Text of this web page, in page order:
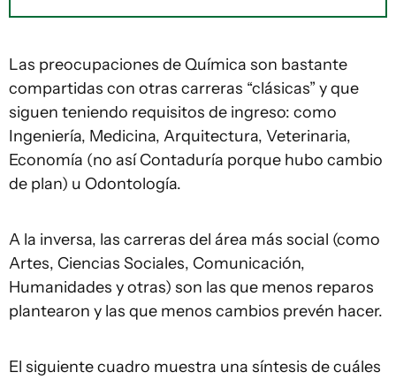
Las preocupaciones de Química son bastante
compartidas con otras carreras “clásicas” y que
siguen teniendo requisitos de ingreso: como
Ingeniería, Medicina, Arquitectura, Veterinaria,
Economía (no así Contaduría porque hubo cambio
de plan) u Odontología.
A la inversa, las carreras del área más social (como
Artes, Ciencias Sociales, Comunicación,
Humanidades y otras) son las que menos reparos
plantearon y las que menos cambios prevén hacer.
El siguiente cuadro muestra una síntesis de cuáles